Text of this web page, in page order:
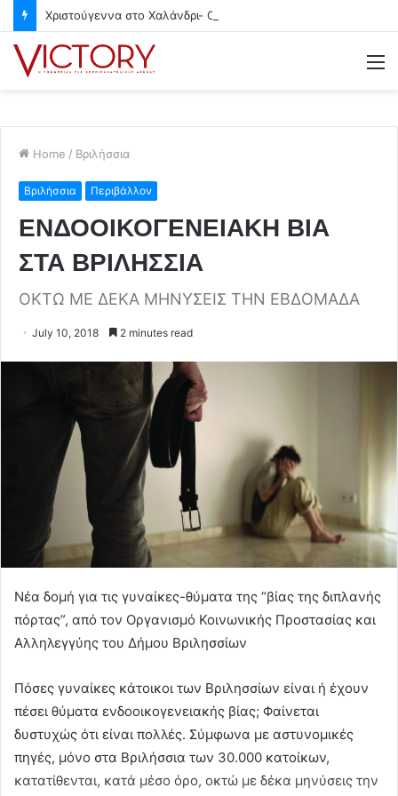
Home / Βριλήσσια
Βριλήσσια Περιβάλλον
ΕΝΔΟΟΙΚΟΓΕΝΕΙΑΚΗ ΒΙΑ
ΣΤΑ ΒΡΙΛΗΣΣΙΑ
ΟΚΤΩ ΜΕ ΔΕΚΑ ΜΗΝΥΣΕΙΣ ΤΗΝ ΕΒΔΟΜΑΔΑ
July 10, 2018 2 minutes read
Νέα δομή για τις γυναίκες-θύματα της “βίας της διπλανής
πόρτας”, από τον Οργανισμό Κοινωνικής Προστασίας και
Αλληλεγγύης του Δήμου Βριλησσίων
Πόσες γυναίκες κάτοικοι των Βριλησσίων είναι ή έχουν
πέσει θύματα ενδοοικογενειακής βίας; Φαίνεται
δυστυχώς ότι είναι πολλές. Σύμφωνα με αστυνομικές
πηγές, μόνο στα Βριλήσσια των 30.000 κατοίκων,
κατατίθενται, κατά μέσο όρο, οκτώ με δέκα μηνύσεις την